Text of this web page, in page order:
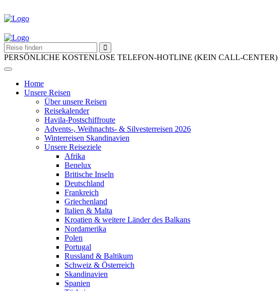
PERSÖNLICHE KOSTENLOSE TELEFON-HOTLINE (KEIN CALL-CENTER)
Home
Unsere Reisen
Über unsere Reisen
Reisekalender
Havila-Postschiffroute
Advents-, Weihnachts- & Silvesterreisen 2026
Winterreisen Skandinavien
Unsere Reiseziele
Afrika
Benelux
Britische Inseln
Deutschland
Frankreich
Griechenland
Italien & Malta
Kroatien & weitere Länder des Balkans
Nordamerika
Polen
Portugal
Russland & Baltikum
Schweiz & Österreich
Skandinavien
Spanien